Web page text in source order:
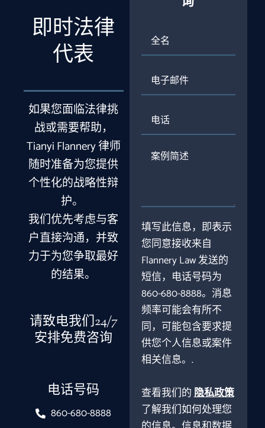
即时法律
代表
如果您面临法律挑
战或需要帮助，
Tianyi Flannery 律师
随时准备为您提供
个性化的战略性辩
护。
我们优先考虑与客
户直接沟通，并致
力于为您争取最好
的结果。
请致电我们24/7
安排免费咨询
电话号码
860-680-8888
邮
填写此信息，即表示
您同意接收来自
Flannery Law 发送的
短信，电话号码为
860-680-8888。消息
频率可能会有所不
同，可能包含要求提
供您个人信息或案件
相关信息。.
查看我们的隐私政策
了解我们如何处理您